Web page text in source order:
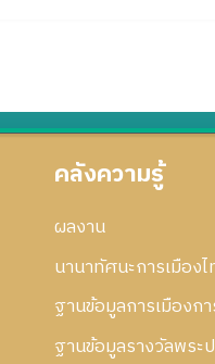
คลังความรู้
ผลงาน
นานาทัศนะการเมืองไ
ฐานข้อมูลการเมืองก
ฐานข้อมูลรางวัลพระ